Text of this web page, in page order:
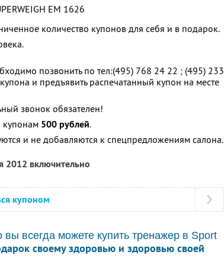
EМ 1626
количество купонов для себя и в подарок.
позвонить по тел:(495) 768 24 22 ; (495) 233
и предъявить распечатанный купон на месте
звонок обязателен!
купонам 500 рублей.
и не добавляются к спецпредложениям салона.
2012 включительно
купоном
всегда можете купить тренажер в Sport
своему здоровью и здоровью своей